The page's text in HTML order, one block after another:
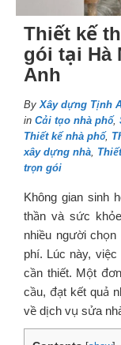
Thiết kế
gói tại Hà
Anh
ByXây dựng Tịnh
in Cải tạo nhà phố,
Thiết kế nhà phố,
xây dựng nhà,
trọn gói
Không gian sinh
thần và sức
nhiều người
phí. Lúc này,
cần thiết. Một
cầu, đạt kết quả
về dịch vụ sửa